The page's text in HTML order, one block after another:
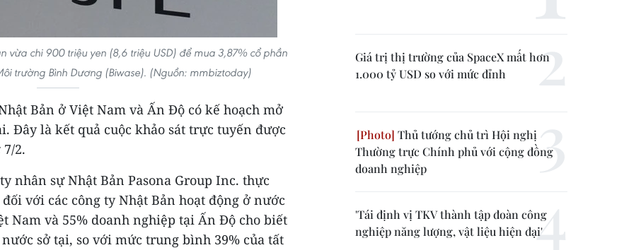
vừa chi 900 triệu yen (8,6 triệu USD) để mua 3,87% cổ phần
trường Bình Dương (Biwase). (Nguồn: mmbiztoday)
Bản ở Việt Nam và Ấn Độ có kế hoạch mở
Đây là kết quả cuộc khảo sát trực tuyến được
2.
nhân sự Nhật Bản Pasona Group Inc. thực
với các công ty Nhật Bản hoạt động ở nước
Nam và 55% doanh nghiệp tại Ấn Độ cho biết
sở tại, so với mức trung bình 39% của tất
Giá trị thị trường của SpaceX mất hơn
1.000 tỷ USD so với mức đỉnh
Thủ tướng chủ trì Hội nghị
Thường trực Chính phủ với cộng đồng
doanh nghiệp
'Tái định vị TKV thành tập đoàn công
nghiệp năng lượng, vật liệu hiện đại'